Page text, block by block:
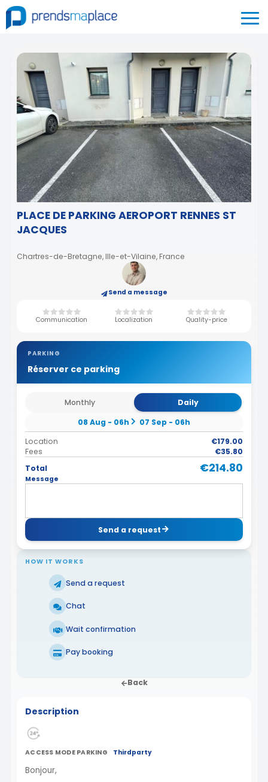
PLACE DE PARKING AEROPORT RENNES ST
JACQUES
Chartres-de-Bretagne, Ille-et-Vilaine, France
Send a message
Communication Localization Quality-price
PARKING
Réserver ce parking
Monthly
Daily
08 Aug - 06h
07 Sep - 06h
Location
€179.00
Fees
€35.80
Total
€214.80
Message
Send a request
HOW IT WORKS
Send a request
Chat
Wait confirmation
Pay booking
Back
Description
ACCESS MODE PARKING Thirdparty
Bonjour,